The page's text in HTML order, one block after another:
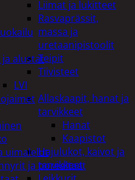
Liimat ja lukitteet
Rasvaprässit,
massa ja
uretaanipistoolit
Teipit
Tiivisteet
LVI
Allaskaapit, hanat ja
tarvikkeet
Hanat
Kaapistot
Hajulukot, kaivot ja
tarvikkeet
alustat
uimalelut
ja porealtaat